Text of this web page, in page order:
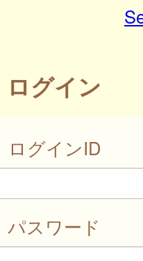
ログイン
ログインID
パスワード